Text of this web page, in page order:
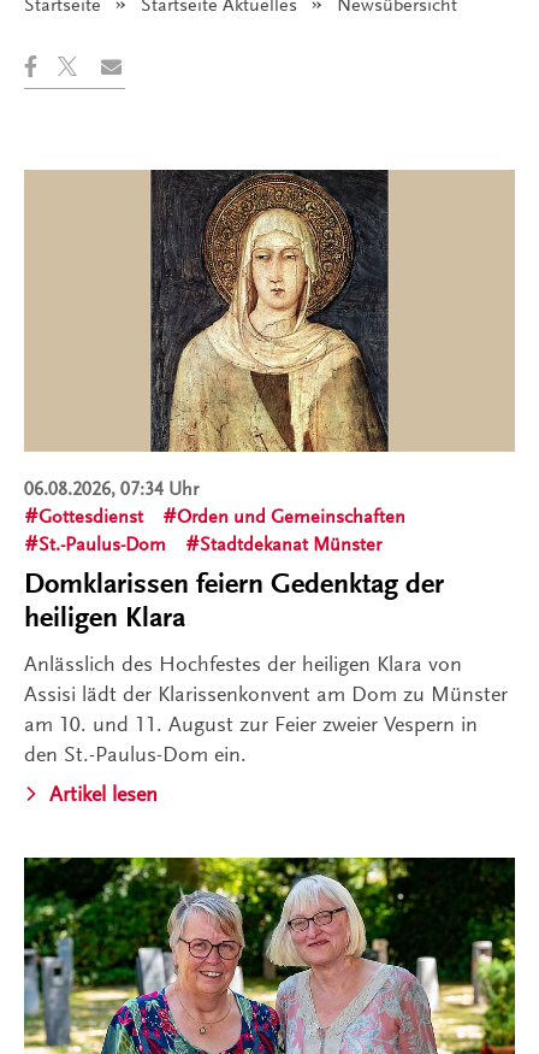
Startseite Startseite Aktuelles Angezeigt:
Newsübersicht
06.08.2026, 07:34 Uhr
Gottesdienst
Orden und Gemeinschaften
St.-Paulus-Dom
Stadtdekanat Münster
Domklarissen feiern Gedenktag der
heiligen Klara
Anlässlich des Hochfestes der heiligen Klara von
Assisi lädt der Klarissenkonvent am Dom zu Münster
am 10. und 11. August zur Feier zweier Vespern in
den St.-Paulus-Dom ein.
Artikel lesen